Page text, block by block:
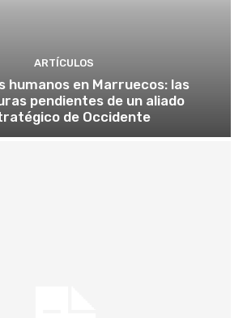
ARTÍCULOS
humanos en Marruecos: las
pendientes de un aliado
de Occidente